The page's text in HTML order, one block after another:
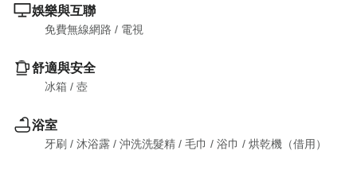
娛樂與互聯
免費無線網路 / 電視
舒適與安全
冰箱 / 壺
浴室
牙刷 / 沐浴露 / 沖洗洗髮精 / 毛巾 / 浴巾 / 烘乾機（借用）